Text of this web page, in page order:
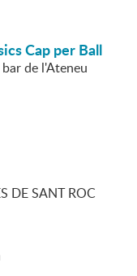
Cap per Ball
de l'Ateneu
DE SANT ROC